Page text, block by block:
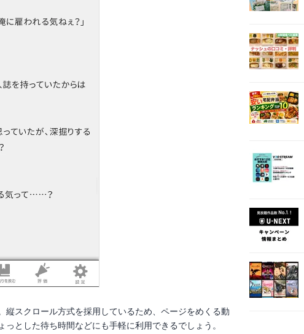
縦スクロール方式を採用しているため、ページをめくる動
とした待ち時間などにも手軽に利用できるでしょう。